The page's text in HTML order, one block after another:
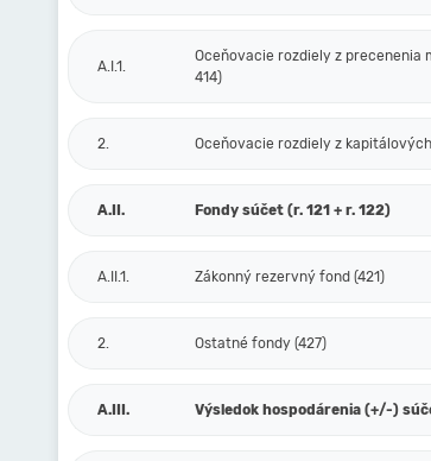
A.I.1.
Oceňovacie rozdiely z precenenia
414)
2. Oceňovacie rozdiely z
A.II. Fondy súčet (r. 121 + r. 122)
A.II.1. Zákonný rezervný fond (421)
2. Ostatné fondy (427)
A.III. Výsledok hospodárenia (+/-)